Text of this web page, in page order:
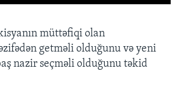
müttəfiqi olan
getməli olduğunu və yeni
nazir seçməli olduğunu təkid